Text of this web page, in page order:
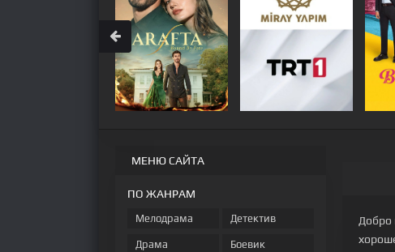
Добро
МЕНЮ САЙТА
ПО ЖАНРАМ
Мелодрама
Драма
Детектив
Боевик